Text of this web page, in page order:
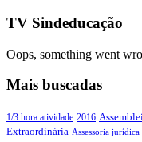
TV Sindeducação
Oops, something went
Mais buscadas
1/3 hora atividade 2016
Extraordinária Assessoria jurídica